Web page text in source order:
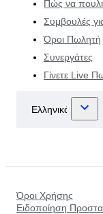
Πώς να
Συμβουλές
Όροι Πωλητή
Συνεργάτες
Γίνετε Live
Όροι Χρήσης
Ειδοποίηση